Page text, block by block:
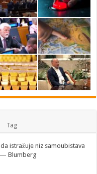
Tag
istražuje niz samoubistava
Blumberg